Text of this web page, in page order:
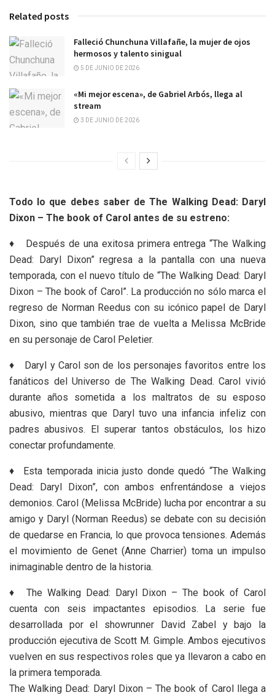
Related posts
Falleció Chunchuna Villafañe, la mujer de ojos
hermosos y talento sinigual
5 DE JUNIO DE 2026
«Mi mejor escena», de Gabriel Arbós, llega al
stream
3 DE JUNIO DE 2026
Todo lo que debes saber de The Walking Dead: Daryl
Dixon – The book of Carol antes de su estreno:
♦ Después de una exitosa primera entrega “The Walking
Dead: Daryl Dixon” regresa a la pantalla con una nueva
temporada, con el nuevo título de “The Walking Dead: Daryl
Dixon – The book of Carol”. La producción no sólo marca el
regreso de Norman Reedus con su icónico papel de Daryl
Dixon, sino que también trae de vuelta a Melissa McBride
en su personaje de Carol Peletier.
♦ Daryl y Carol son de los personajes favoritos entre los
fanáticos del Universo de The Walking Dead. Carol vivió
durante años sometida a los maltratos de su esposo
abusivo, mientras que Daryl tuvo una infancia infeliz con
padres abusivos. El superar tantos obstáculos, los hizo
conectar profundamente.
♦ Esta temporada inicia justo donde quedó “The Walking
Dead: Daryl Dixon”, con ambos enfrentándose a viejos
demonios. Carol (Melissa McBride) lucha por encontrar a su
amigo y Daryl (Norman Reedus) se debate con su decisión
de quedarse en Francia, lo que provoca tensiones. Además
el movimiento de Genet (Anne Charrier) toma un impulso
inimaginable dentro de la historia.
♦ The Walking Dead: Daryl Dixon – The book of Carol
cuenta con seis impactantes episodios. La serie fue
desarrollada por el showrunner David Zabel y bajo la
producción ejecutiva de Scott M. Gimple. Ambos ejecutivos
vuelven en sus respectivos roles que ya llevaron a cabo en
la primera temporada.
The Walking Dead: Daryl Dixon – The book of Carol llega a